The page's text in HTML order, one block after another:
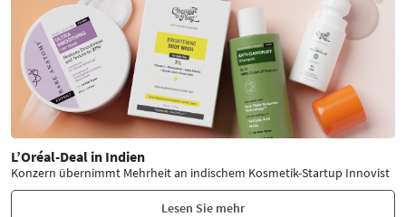
L’Oréal-Deal in Indien
Konzern übernimmt Mehrheit an indischem Kosmetik-Startup Innovist
Lesen Sie mehr